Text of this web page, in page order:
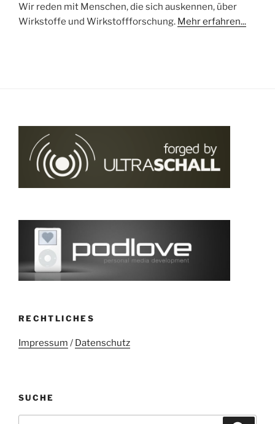
Wir reden mit Menschen, die sich auskennen, über
Wirkstoffe und Wirkstoffforschung. Mehr erfahren...
RECHTLICHES
Impressum / Datenschutz
SUCHE